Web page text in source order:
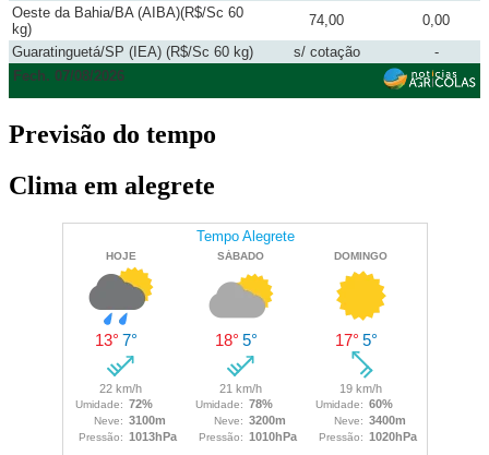
Oeste da Bahia/BA (AIBA)(R$/Sc 60
kg)
74,00
0,00
Guaratinguetá/SP (IEA) (R$/Sc 60 kg)
s/ cotação
-
Fech. 07/08/2026
Previsão do tempo
Clima em alegrete